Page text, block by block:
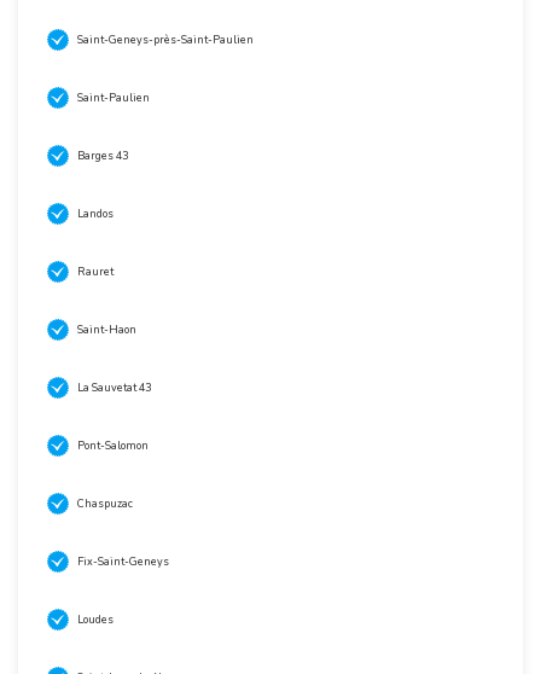
Saint-Geneys-près-Saint-Paulien
Saint-Paulien
Barges 43
Landos
Rauret
Saint-Haon
La Sauvetat 43
Pont-Salomon
Chaspuzac
Fix-Saint-Geneys
Loudes